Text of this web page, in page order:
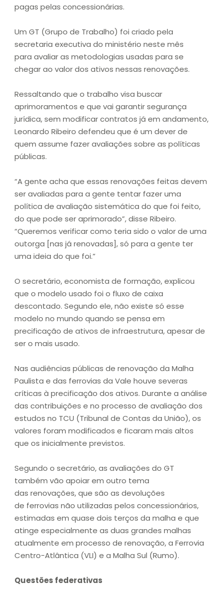
pagas pelas concessionárias.
Um GT (Grupo de Trabalho) foi criado pela
secretaria executiva do ministério neste mês
para avaliar as metodologias usadas para se
chegar ao valor dos ativos nessas renovações.
Ressaltando que o trabalho visa buscar
aprimoramentos e que vai garantir segurança
jurídica, sem modificar contratos já em andamento,
Leonardo Ribeiro defendeu que é um dever de
quem assume fazer avaliações sobre as políticas
públicas.
“A gente acha que essas renovações feitas devem
ser avaliadas para a gente tentar fazer uma
política de avaliação sistemática do que foi feito,
do que pode ser aprimorado”, disse Ribeiro.
“Queremos verificar como teria sido o valor de uma
outorga [nas já renovadas], só para a gente ter
uma ideia do que foi.”
O secretário, economista de formação, explicou
que o modelo usado foi o fluxo de caixa
descontado. Segundo ele, não existe só esse
modelo no mundo quando se pensa em
precificação de ativos de infraestrutura, apesar de
ser o mais usado.
Nas audiências públicas de renovação da Malha
Paulista e das ferrovias da Vale houve severas
críticas à precificação dos ativos. Durante a análise
das contribuições e no processo de avaliação dos
estudos no TCU (Tribunal de Contas da União), os
valores foram modificados e ficaram mais altos
que os inicialmente previstos.
Segundo o secretário, as avaliações do GT
também vão apoiar em outro tema
das renovações, que são as devoluções
de ferrovias não utilizadas pelos concessionários,
estimadas em quase dois terços da malha e que
atinge especialmente as duas grandes malhas
atualmente em processo de renovação, a Ferrovia
Centro-Atlântica (VLI) e a Malha Sul (Rumo).
Questões federativas